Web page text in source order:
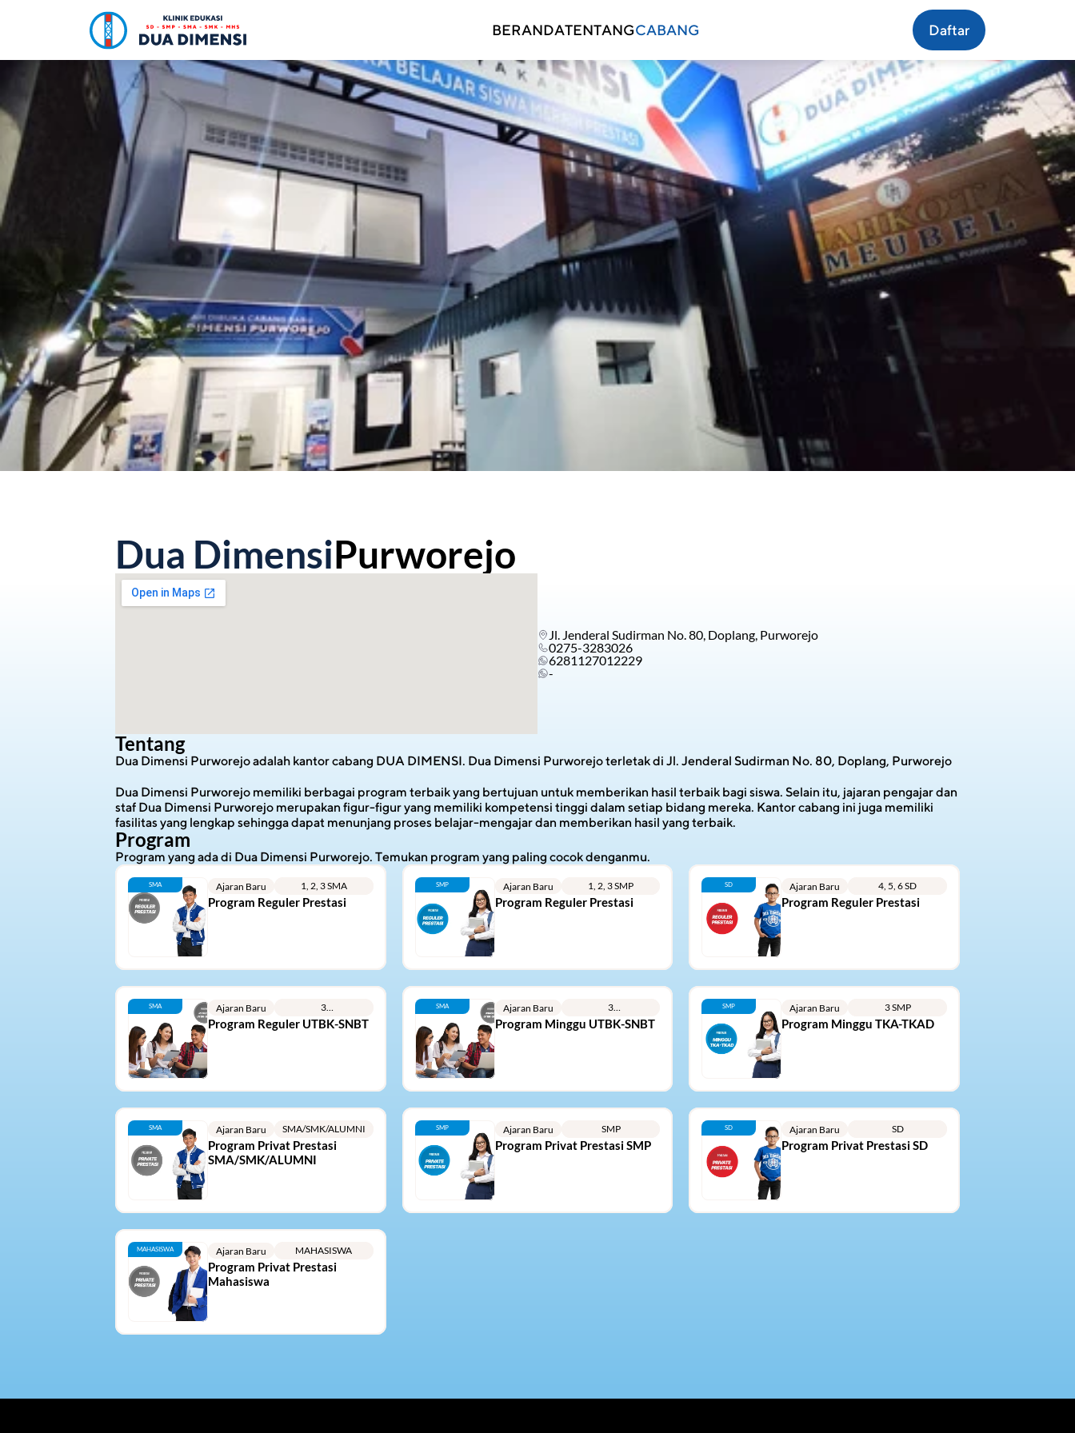
BERANDATENTANGCABANG Daftar
Dua DimensiPurworejo
Jl. Jenderal Sudirman No. 80, Doplang, Purworejo
0275-3283026
6281127012229
-
Tentang
Dua Dimensi Purworejo adalah kantor cabang DUA DIMENSI. Dua Dimensi Purworejo terletak di Jl. Jenderal Sudirman No. 80, Doplang, Purworejo
Dua Dimensi Purworejo memiliki berbagai program terbaik yang bertujuan untuk memberikan hasil terbaik bagi siswa. Selain itu, jajaran pengajar dan
staf Dua Dimensi Purworejo merupakan figur-figur yang memiliki kompetensi tinggi dalam setiap bidang mereka. Kantor cabang ini juga memiliki
fasilitas yang lengkap sehingga dapat menunjang proses belajar-mengajar dan memberikan hasil yang terbaik.
Program
Program yang ada di Dua Dimensi Purworejo. Temukan program yang paling cocok denganmu.
SMA Ajaran Baru 1, 2, 3 SMA
Program Reguler Prestasi
SMP Ajaran Baru 1, 2, 3 SMP
Program Reguler Prestasi
SD Ajaran Baru 4, 5, 6 SD
Program Reguler Prestasi
SMA Ajaran Baru
3
SMA/SMK/ALUMNI
Program Reguler UTBK-SNBT
SMA Ajaran Baru
3
SMA/SMK/ALUMNI
Program Minggu UTBK-SNBT
SMP Ajaran Baru 3 SMP
Program Minggu TKA-TKAD
SMA Ajaran Baru SMA/SMK/ALUMNI
Program Privat Prestasi
SMA/SMK/ALUMNI
SMP Ajaran Baru SMP
Program Privat Prestasi SMP
SD Ajaran Baru SD
Program Privat Prestasi SD
MAHASISWA Ajaran Baru MAHASISWA
Program Privat Prestasi
Mahasiswa